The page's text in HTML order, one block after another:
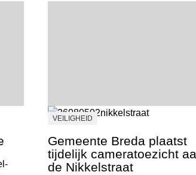
VEILIGHEID
Gemeente Breda plaatst
tijdelijk cameratoezicht
de Nikkelstraat